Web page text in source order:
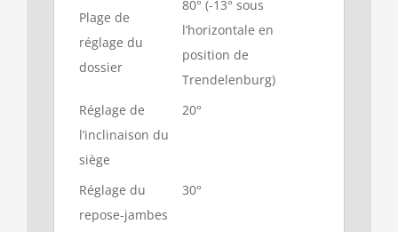
Plage de
réglage du
dossier
80° (-13° sous
l’horizontale en
position de
Trendelenburg)
Réglage de
l’inclinaison du
siège
20°
Réglage du
repose-jambes
30°